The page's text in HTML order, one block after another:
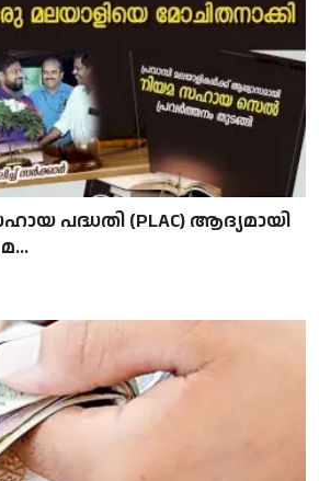
പദ്ധതി (PLAC) ആദ്യമായി